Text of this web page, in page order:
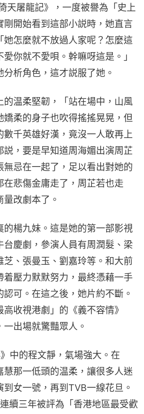
天屠龍記》，一度被譽為「史上
剛開始看到這部小説時，她直言
她怎麼就不放過人家呢？怎麼這
你就不愛唄。幹嘛呀這是。」
析角色，這才説服了她。
的温柔堅韌，「站在場中，山風
嬌柔的身子也吹得搖搖晃晃，但
數千英雄好漢，竟沒一人敢再上
説，要是早知道周海媚出演周芷
無忌在一起了，足以看出對她的
在悲傷金庸走了，周芷若也走
改劇本了。
的楊九妹。這是她的第一部影視
台慶劇，參演人員有周潤髮、梁
芝、張曼玉、劉嘉玲等。和大前
着壓力默默努力，最終憑藉一手
可。‍‍‍‍‍‍‍‍‍‍‍‍‍‍‍在這之後，她片約不斷。
收視港劇」的《義不容情》
出場就驚豔眾人。
中的程文靜，氣場強大。‍在
慧那一低頭的温柔，讓很多人迷
女一號，再到TVB一線花旦。
續三年被評為「香港地區最受歡